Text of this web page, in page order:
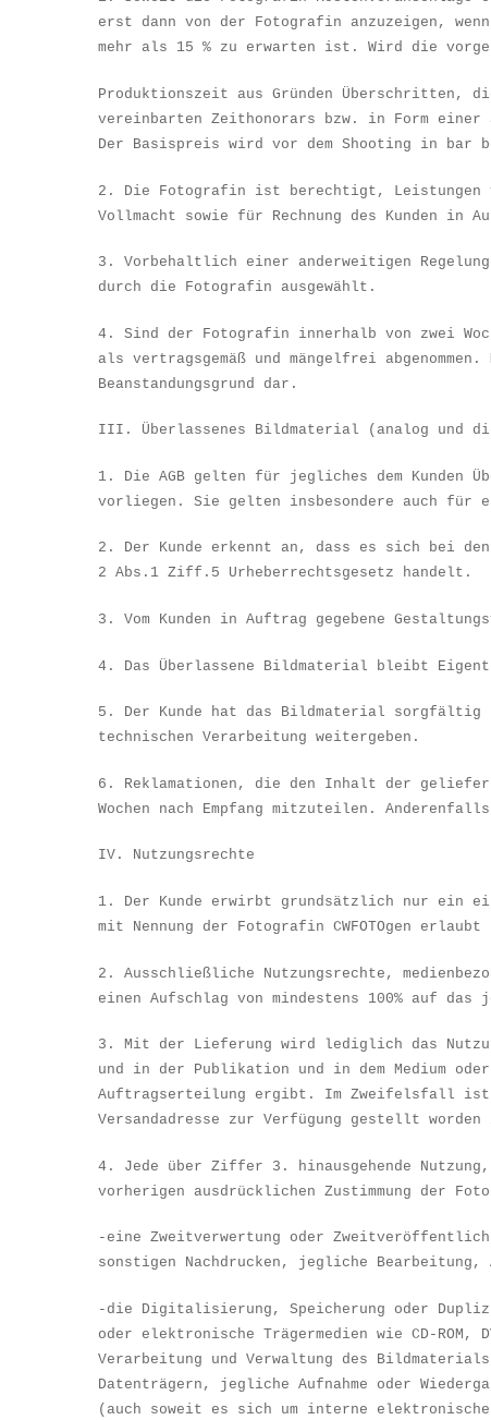
erst dann von der Fotografin anzuzeigen,
mehr als 15 % zu erwarten ist. Wird die
Produktionszeit aus Gründen Ü berschritten,
vereinbarten Zeithonorars bzw. in Form einer
Der Basispreis wird vor dem Shooting in bar
2. Die Fotografin ist berechtigt, Leistungen
Vollmacht sowie für Rechnung des Kunden in
3. Vorbehaltlich einer anderweitigen Regelung
durch die Fotografin ausgewählt.
4. Sind der Fotografin innerhalb von zwei
als vertragsgemäß und mängelfrei
Beanstandungsgrund dar.
III. Überlassenes Bildmaterial (analog und
1. Die AGB gelten für jegliches dem Kunden Ü
vorliegen. Sie gelten insbesondere auch für
2. Der Kunde erkennt an, dass es sich bei
2 Abs.1 Ziff.5 Urheberrechtsgesetz handelt.
3. Vom Kunden in Auftrag gegebene
4. Das Ü berlassene Bildmaterial bleibt
5. Der Kunde hat das Bildmaterial sorgfältig
technischen Verarbeitung weitergeben.
6. Reklamationen, die den Inhalt der
Wochen nach Empfang mitzuteilen.
IV. Nutzungsrechte
1. Der Kunde erwirbt grundsätzlich nur ein
mit Nennung der Fotografin CWFOTOgen
2. Ausschließliche Nutzungsrechte,
einen Aufschlag von mindestens 100% auf das
3. Mit der Lieferung wird lediglich das
und in der Publikation und in dem Medium
Auftragserteilung ergibt. Im Zweifelsfall ist
Versandadresse zur Verfügung gestellt
4. Jede ü ber Ziffer 3. hinausgehende
vorherigen ausdrücklichen Zustimmung der
-eine Zweitverwertung oder Zweitverö
sonstigen Nachdrucken, jegliche Bearbeitung,
-die Digitalisierung, Speicherung oder
oder elektronische Trägermedien wie CD-
Verarbeitung und Verwaltung des
Datenträgern, jegliche Aufnahme oder
(auch soweit es sich um interne